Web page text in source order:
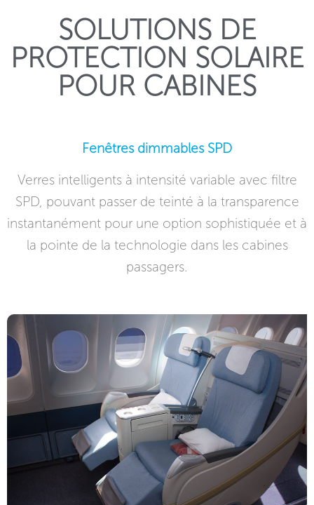
SOLUTIONS DE
PROTECTION SOLAIRE
POUR CABINES
Fenêtres dimmables SPD
Verres intelligents à intensité variable avec filtre
SPD, pouvant passer de teinté à la transparence
instantanément pour une option sophistiquée et à
la pointe de la technologie dans les cabines
passagers.